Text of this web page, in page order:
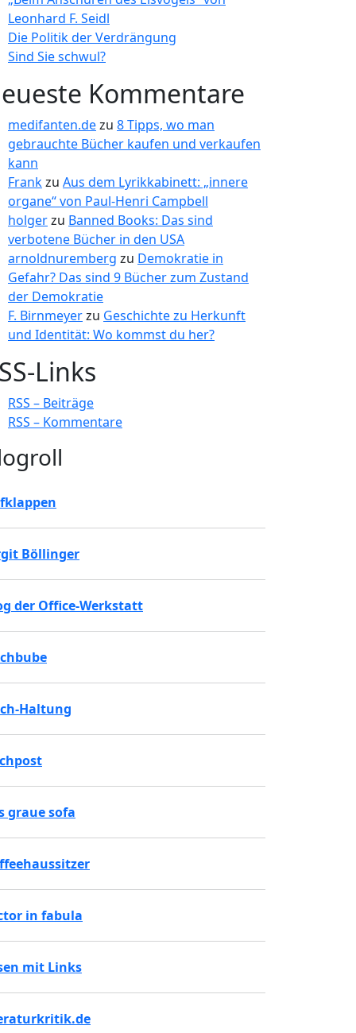
Leonhard F. Seidl
Die Politik der Verdrängung
Sind Sie schwul?
Kommentare
medifanten.dezu 8 Tipps, wo man
gebrauchte Bücher kaufen und verkaufen
kann
Frankzu Aus dem Lyrikkabinett: „innere
organe“ von Paul-Henri Campbell
holgerzu Banned Books: Das sind
verbotene Bücher in den USA
arnoldnuremberg zu Demokratie in
Gefahr? Das sind 9 Bücher zum Zustand
der Demokratie
F. Birnmeyerzu Geschichte zu Herkunft
und Identität: Wo kommst du her?
Links
RSS – Beiträge
RSS – Kommentare
Böllinger
der Office-Werkstatt
Haltung
graue sofa
in fabula
mit Links